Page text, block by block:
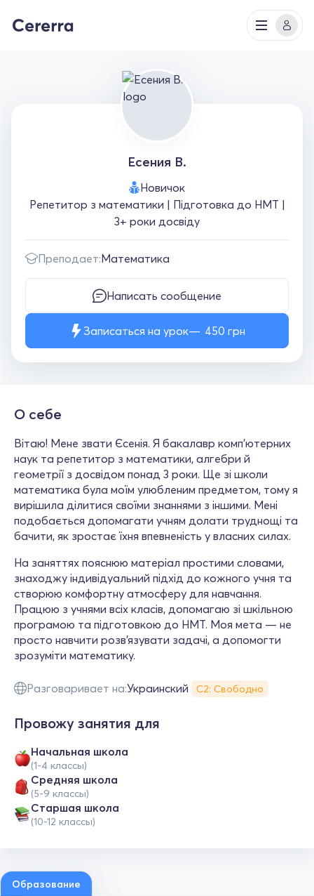
Есения В.
Новичок
Репетитор з математики | Підготовка до НМТ |
3+ роки досвіду
Преподает:Математика
Написать сообщение
Записаться на урок 450 грн
О себе
Вітаю! Мене звати Єсенія. Я бакалавр комп’ютерних
наук та репетитор з математики, алгебри й
геометрії з досвідом понад 3 роки. Ще зі школи
математика була моїм улюбленим предметом, тому я
вирішила ділитися своїми знаннями з іншими. Мені
подобається допомагати учням долати труднощі та
бачити, як зростає їхня впевненість у власних силах.
На заняттях пояснюю матеріал простими словами,
знаходжу індивідуальний підхід до кожного учня та
створюю комфортну атмосферу для навчання.
Працюю з учнями всіх класів, допомагаю зі шкільною
програмою та підготовкою до НМТ. Моя мета — не
просто навчити розв’язувати задачі, а допомогти
зрозуміти математику.
Разговаривает на:Украинский С2: Свободно
Провожу занятия для
Начальная школа
(1-4 классы)
Средняя школа
(5-9 классы)
Cтаршая школа
(10-12 классы)
Образование